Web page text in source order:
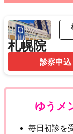
札幌院
診察申込
ゆうメ
毎日初診を